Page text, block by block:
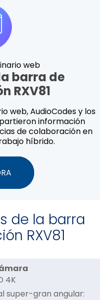
web
barra de
RXV81
web, AudioCodes y los
información
de colaboración en
híbrido.
de la barra
RXV81
4K
super-gran angular: